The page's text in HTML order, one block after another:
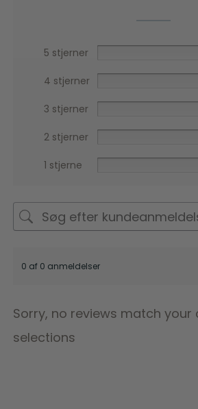
5 stjerner
4 stjerner
3 stjerner
2 stjerner
1 stjerne
0 af 0 anmeldelser
Sorry, no reviews match your
selections